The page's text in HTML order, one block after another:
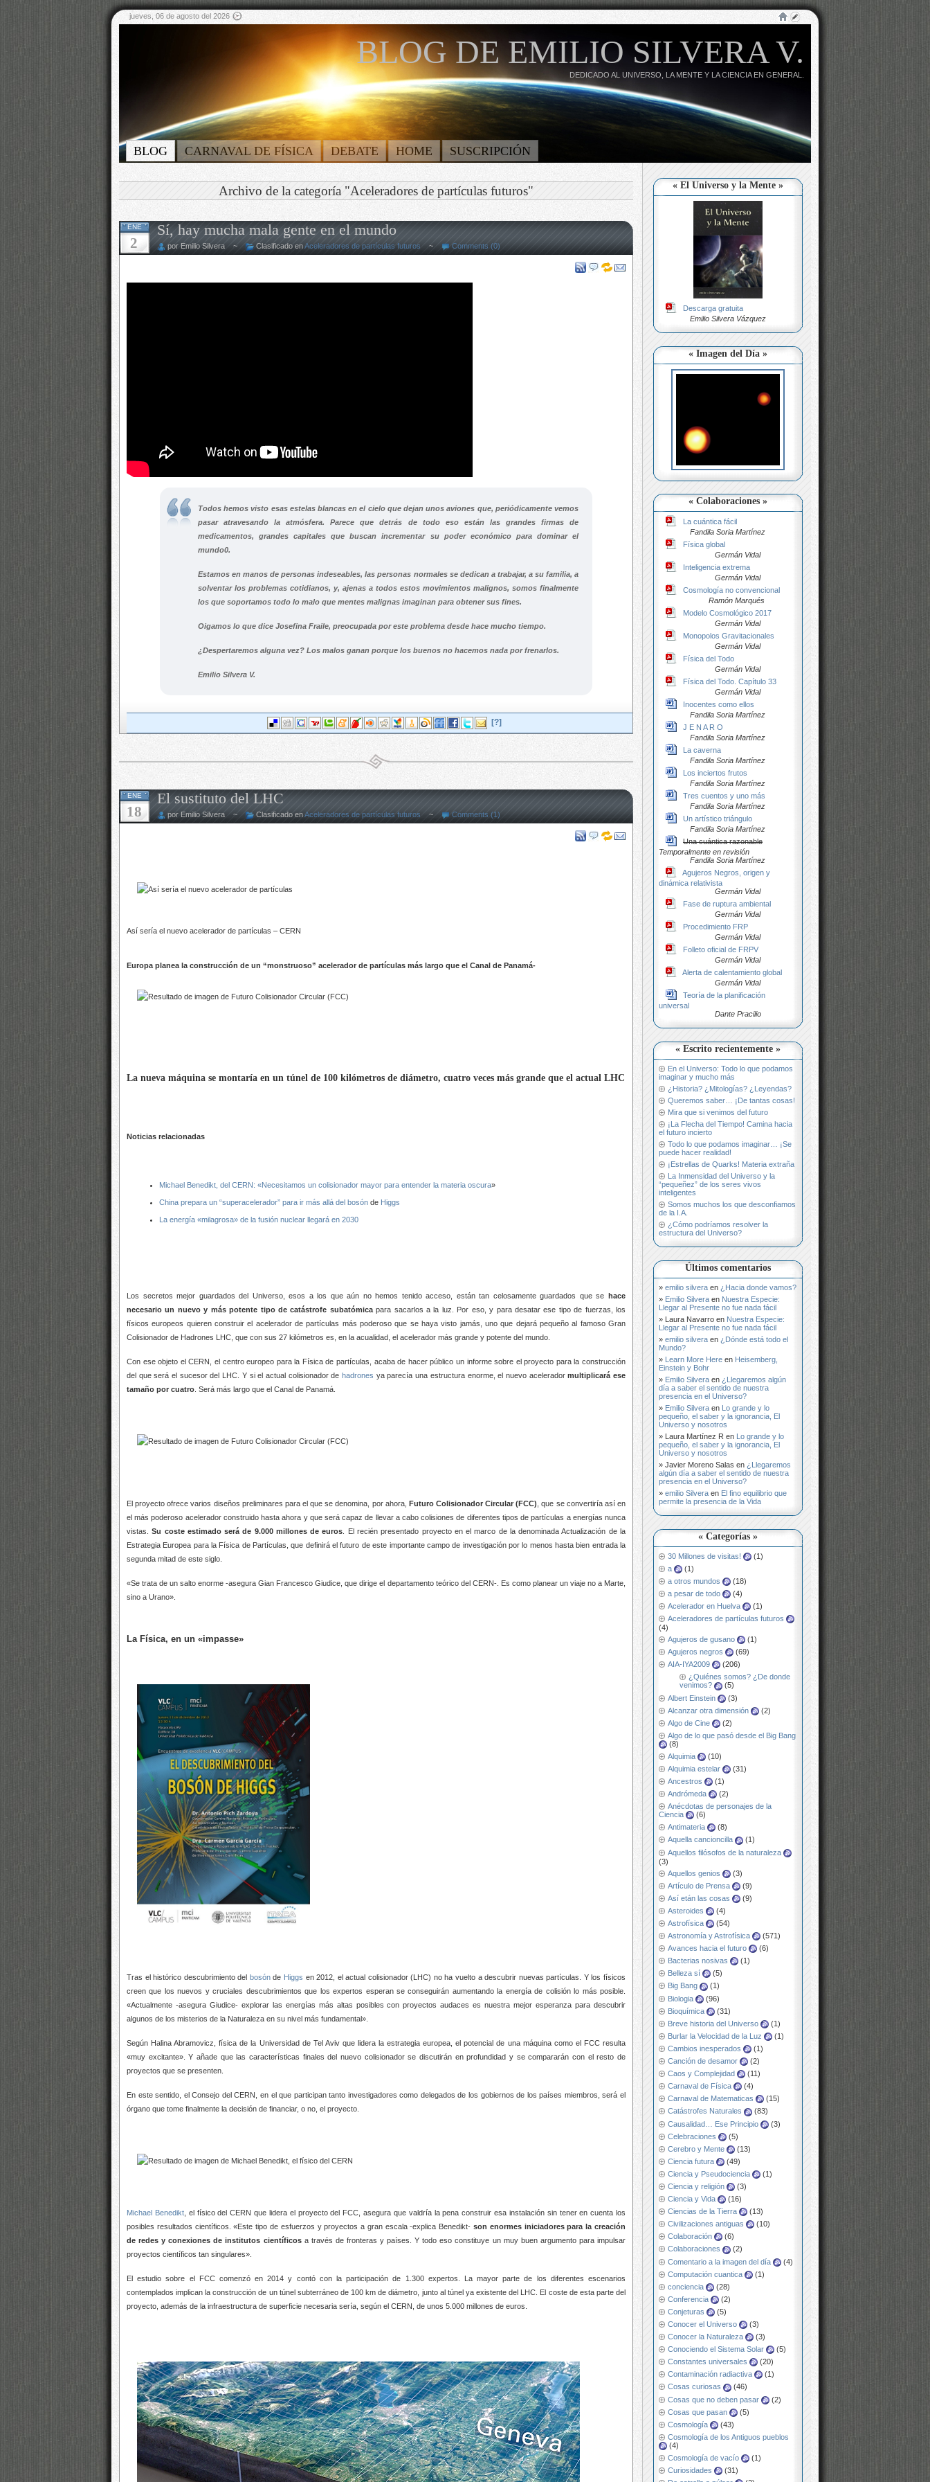
jueves, 06 de agosto del 2026
BLOG DE EMILIO SILVERA V.
DEDICADO AL UNIVERSO, LA MENTE Y LA CIENCIA EN GENERAL.
BLOG CARNAVAL DE FÍSICA DEBATE HOME SUSCRIPCIÓN
« El Universo y la Mente »
Descarga gratuita
Emilio Silvera Vázquez
« Imagen del Día »
« Colaboraciones »
La cuántica fácil
Fandila Soria Martínez
Física global
Germán Vidal
Inteligencia extrema
Germán Vidal
Cosmología no convencional
Ramón Marqués
Modelo Cosmológico 2017
Germán Vidal
Monopolos Gravitacionales
Germán Vidal
Física del Todo
Germán Vidal
Física del Todo. Capítulo 33
Germán Vidal
Inocentes como ellos
Fandila Soria Martínez
J E N A R O
Fandila Soria Martínez
La caverna
Fandila Soria Martínez
Los inciertos frutos
Fandila Soria Martínez
Tres cuentos y uno más
Fandila Soria Martínez
Un artístico triángulo
Fandila Soria Martínez
Una cuántica razonable
Temporalmente en revisión
Fandila Soria Martínez
Agujeros Negros, origen y
dinámica relativista
Germán Vidal
Fase de ruptura ambiental
Germán Vidal
Procedimiento FRP
Germán Vidal
Folleto oficial de FRPV
Germán Vidal
Alerta de calentamiento global
Germán Vidal
Teoría de la planificación
universal
Dante Pracilio
« Escrito recientemente »
En el Universo: Todo lo que podamos
imaginar y mucho más
¿Historia? ¿Mitologías? ¿Leyendas?
Queremos saber… ¡De tantas cosas!
Mira que si venimos del futuro
¡La Flecha del Tiempo! Camina hacia
el futuro incierto
Todo lo que podamos imaginar… ¡Se
puede hacer realidad!
¡Estrellas de Quarks! Materia extraña
La Inmensidad del Universo y la
“pequeñez” de los seres vivos
inteligentes
Somos muchos los que desconfiamos
de la I.A.
¿Cómo podríamos resolver la
estructura del Universo?
Últimos comentarios
emilio silvera en ¿Hacia donde vamos?
Emilio Silvera en Nuestra Especie:
Llegar al Presente no fue nada fácil
Laura Navarro en Nuestra Especie:
Llegar al Presente no fue nada fácil
emilio silvera en ¿Dónde está todo el
Mundo?
Learn More Here en Heisemberg,
Einstein y Bohr
Emilio Silvera en ¿Llegaremos algún
día a saber el sentido de nuestra
presencia en el Universo?
Emilio Silvera en Lo grande y lo
pequeño, el saber y la ignorancia, El
Universo y nosotros
Laura Martínez R en Lo grande y lo
pequeño, el saber y la ignorancia, El
Universo y nosotros
Javier Moreno Salas en ¿Llegaremos
algún día a saber el sentido de nuestra
presencia en el Universo?
emilio Silvera en El fino equilibrio que
permite la presencia de la Vida
« Categorías »
30 Millones de visitas!
(1)
a
(1)
a otros mundos
(18)
a pesar de todo
(4)
Acelerador en Huelva
(1)
Aceleradores de partículas futuros
(4)
Agujeros de gusano
(1)
Agujeros negros
(69)
AIA-IYA2009
(206)
¿Quiénes somos? ¿De donde
venimos?
(5)
Albert Einstein
(3)
Alcanzar otra dimensión
(2)
Algo de Cine
(2)
Algo de lo que pasó desde el Big Bang
(8)
Alquimia
(10)
Alquimia estelar
(31)
Ancestros
(1)
Andrómeda
(2)
Anécdotas de personajes de la
Ciencia
(6)
Antimateria
(8)
Aquella cancioncilla
(1)
Aquellos filósofos de la naturaleza
(3)
Aquellos genios
(3)
Artículo de Prensa
(9)
Así etán las cosas
(9)
Asteroides
(4)
Astrofísica
(54)
Astronomía y Astrofísica
(571)
Avances hacia el futuro
(6)
Bacterias nosivas
(1)
Belleza sí
(5)
Big Bang
(1)
Biologia
(96)
Bioquímica
(31)
Breve historia del Universo
(1)
Burlar la Velocidad de la Luz
(1)
Cambios inesperados
(1)
Canción de desamor
(2)
Caos y Complejidad
(11)
Carnaval de Física
(4)
Carnaval de Matematicas
(15)
Catástrofes Naturales
(83)
Causalidad… Ese Principio
(3)
Celebraciones
(5)
Cerebro y Mente
(13)
Ciencia futura
(49)
Ciencia y Pseudociencia
(1)
Ciencia y religión
(3)
Ciencia y Vida
(16)
Ciencias de la Tierra
(13)
Civilizaciones antiguas
(10)
Colaboración
(6)
Colaboraciones
(2)
Comentario a la imagen del día
(4)
Computación cuantica
(1)
conciencia
(28)
Conferencia
(2)
Conjeturas
(5)
Conocer el Universo
(3)
Conocer la Naturaleza
(3)
Conociendo el Sistema Solar
(5)
Constantes universales
(20)
Contaminación radiactiva
(1)
Cosas curiosas
(46)
Cosas que no deben pasar
(2)
Cosas que pasan
(5)
Cosmología
(43)
Cosmología de los Antiguos pueblos
(4)
Cosmología de vacío
(1)
Curiosidades
(31)
Archivo de la categoría "Aceleradores de partículas futuros"
ENE
2
Sí, hay mucha mala gente en el mundo
por Emilio Silvera ~ Clasificado enAceleradores de partículas futuros ~ Comments (0)
Todos hemos visto esas estelas blancas en el cielo que dejan unos aviones que, periódicamente vemos
pasar atravesando la atmósfera. Parece que detrás de todo eso están las grandes firmas de
medicamentos, grandes capitales que buscan incrementar su poder económico para dominar el
mundo0.
Estamos en manos de personas indeseables, las personas normales se dedican a trabajar, a su familia, a
solventar los problemas cotidianos, y, ajenas a todos estos movimientos malignos, somos finalmente
los que soportamos todo lo malo que mentes malignas imaginan para obtener sus fines.
Oigamos lo que dice Josefina Fraile, preocupada por este problema desde hace mucho tiempo.
¿Despertaremos alguna vez? Los malos ganan porque los buenos no hacemos nada por frenarlos.
Emilio Silvera V.
[?]
ENE
18
El sustituto del LHC
por Emilio Silvera ~ Clasificado enAceleradores de partículas futuros ~ Comments (1)
Así sería el nuevo acelerador de partículas – CERN
Europa planea la construcción de un “monstruoso” acelerador de partículas más largo que el Canal de Panamá-
La nueva máquina se montaría en un túnel de 100 kilómetros de diámetro, cuatro veces más grande que el actual LHC
Noticias relacionadas
Michael Benedikt, del CERN: «Necesitamos un colisionador mayor para entender la materia oscura»
China prepara un “superacelerador” para ir más allá del bosónde Higgs
La energía «milagrosa» de la fusión nuclear llegará en 2030
Los secretos mejor guardados del Universo, esos a los que aún no hemos tenido acceso, están tan celosamente guardados que se
hace
necesario un nuevo y más potente tipo de catástrofe subatómicapara sacarlos a la luz. Por eso, y para desatar ese tipo de fuerzas, los
físicos europeos quieren construir el acelerador de partículas más poderoso que se haya visto jamás, uno que dejará pequeño al famoso Gran
Colisionador de Hadrones LHC, que con sus 27 kilómetros es, en la acualidad, el acelerador más grande y potente del mundo.
Con ese objeto el CERN, el centro europeo para la Física de partículas, acaba de hacer público un informe sobre el proyecto para la construcción
del que será el sucesor del LHC. Y si el actual colisionador de hadrones ya parecía una estructura enorme, el nuevo aceleradormultiplicará ese
tamaño por cuatro . Será más largo que el Canal de Panamá.
El proyecto ofrece varios diseños preliminares para el que se denomina, por ahora, Futuro Colisionador Circular (FCC) , que se convertiría así en
el más poderoso acelerador construido hasta ahora y que será capaz de llevar a cabo colisiones de diferentes tipos de partículas a energías nunca
vistas.Su coste estimado será de 9.000 millones de euros . El recién presentado proyecto en el marco de la denominada Actualización de la
Estrategia Europea para la Física de Partículas, que definirá el futuro de este importante campo de investigación por lo menos hasta bien entrada la
segunda mitad de este siglo.
«Se trata de un salto enorme -asegura Gian Francesco Giudice, que dirige el departamento teórico del CERN-. Es como planear un viaje no a Marte,
sino a Urano».
La Física, en un «impasse»
Tras el histórico descubrimiento del bosónde Higgs en 2012, el actual colisionador (LHC) no ha vuelto a descubrir nuevas partículas. Y los físicos
creen que los nuevos y cruciales descubrimientos que los expertos esperan se conseguirán aumentando la energía de colisión lo más posible.
«Actualmente -asegura Giudice- explorar las energías más altas posibles con proyectos audaces es nuestra mejor esperanza para descubrir
algunos de los misterios de la Naturaleza en su nivel más fundamental».
Según Halina Abramovicz, física de la Universidad de Tel Aviv que lidera la estrategia europea, el potencial de una máquina como el FCC resulta
«muy excitante». Y añade que las características finales del nuevo colisionador se discutirán en profundidad y se compararán con el resto de
proyectos que se presenten.
En este sentido, el Consejo del CERN, en el que participan tanto investigadores como delegados de los gobiernos de los países miembros, será el
órgano que tome finalmente la decisión de financiar, o no, el proyecto.
Michael Benedikt, el físico del CERN que lidera el proyecto del FCC, asegura que valdría la pena construir esa instalación sin tener en cuenta los
posibles resultados científicos. «Este tipo de esfuerzos y proyectos a gran escala -explica Benedikt-son enormes iniciadores para la creación
de redes y conexiones de institutos científicos a través de fronteras y países. Y todo eso constituye un muy buen argumento para impulsar
proyectos científicos tan singulares».
El estudio sobre el FCC comenzó en 2014 y contó con la participación de 1.300 expertos. La mayor parte de los diferentes escenarios
contemplados implican la construcción de un túnel subterráneo de 100 km de diámetro, junto al túnel ya existente del LHC. El coste de esta parte del
proyecto, además de la infraestructura de superficie necesaria sería, según el CERN, de unos 5.000 millones de euros.